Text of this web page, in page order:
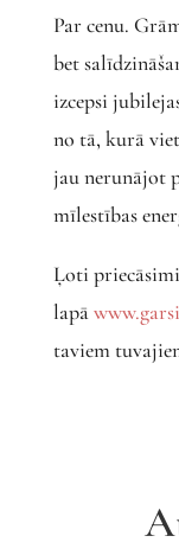
Par cenu.
bet
izcepsi
no tā, kurā
jau nerunājot
mīlestības
Ļoti
lapā
taviem